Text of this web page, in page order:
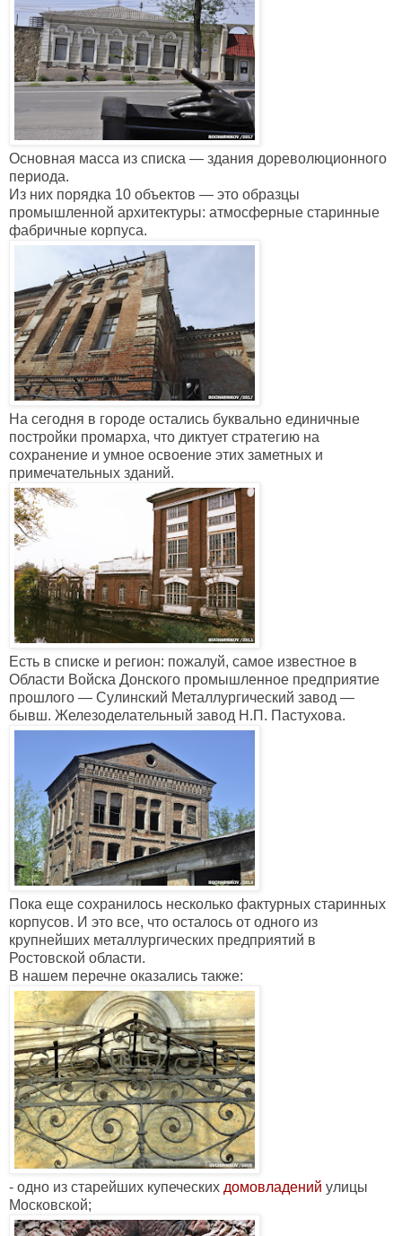
Основная масса из списка — здания дореволюционного
периода.
Из них порядка 10 объектов — это образцы
промышленной архитектуры: атмосферные старинные
фабричные корпуса.
На сегодня в городе остались буквально единичные
постройки промарха, что диктует стратегию на
сохранение и умное освоение этих заметных и
примечательных зданий.
Есть в списке и регион: пожалуй, самое известное в
Области Войска Донского промышленное предприятие
прошлого — Сулинский Металлургический завод —
бывш. Железоделательный завод Н.П. Пастухова.
Пока еще сохранилось несколько фактурных старинных
корпусов. И это все, что осталось от одного из
крупнейших металлургических предприятий в
Ростовской области.
В нашем перечне оказались также:
- одно из старейших купеческих домовладений улицы
Московской;